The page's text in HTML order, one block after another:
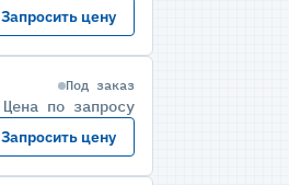
Запросить цену
Под заказ
Цена по запросу
Запросить цену